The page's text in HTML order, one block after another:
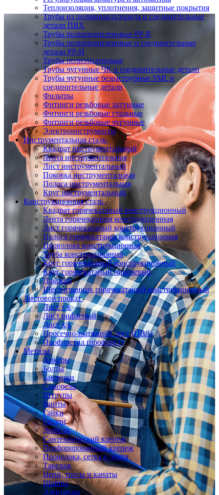
Теплоизоляция, уплотнения, защитные покрытия
Трубы из поливинилхлорида и соединительные
детали ПВХ
Трубы полипропиленовые PP-R
Трубы полипропиленовые и соединительные
детали PP-H
Трубы полиэтиленовые
Трубы чугунные ЧК и соединительные детали
Трубы чугунные безраструбные SML и
соединительные детали
Фильтры
Фитинги резьбовые латунные
Фитинги резьбовые стальные
Фитинги резьбовые чугунные
Электроинструменты
Инструментальная сталь
Квадрат инструментальный
Лента инструментальная
Лист инструментальный
Поковка инструментальная
Полоса инструментальная
Круг инструментальный
Конструкционная сталь
Квадрат горячекатаный конструкционный
Лента горячекатаная конструкционная
Лист горячекатаный конструкционный
Полоса горячекатаная конструкционная
Проволока конструкционная
Труба конструкционная
Круг горячекатаный конструкционный
Круг горячекатаный никелевый
Поковка
Шестигранник горячекатаный конструкционный
Листовой прокат
Лист г/к
Лист рифленый
Лист х/к
Просечно-вытяжной лист (ПВЛ)
Профнастил (профлист)
Метизы
Анкеры
Болты
Заклепки
Саморезы
Шурупы
Винты
Гайки
Гвозди
Дюбели
Сантехнический крепеж
Перфорированный крепеж
Проволока, сетка и лента
Такелаж
Цепи, тросы и канаты
Шайбы
Электроды